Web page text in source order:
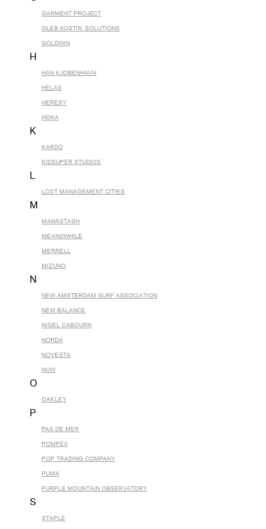
GARMENT PROJECT
GLEB KOSTIN .SOLUTIONS
GOLDWIN
H
HAN KJOBENHAVN
HELAS
HERESY
HOKA
K
KARDO
KIDSUPER STUDIOS
L
LOST MANAGEMENT CITIES
M
MANASTASH
MEANSWHILE
MERRELL
MIZUNO
N
NEW AMSTERDAM SURF ASSOCIATION
NEW BALANCE
NIGEL CABOURN
NORDA
NOVESTA
NUW
O
OAKLEY
P
PAS DE MER
POMPEII
POP TRADING COMPANY
PUMA
PURPLE MOUNTAIN OBSERVATORY
S
STAPLE